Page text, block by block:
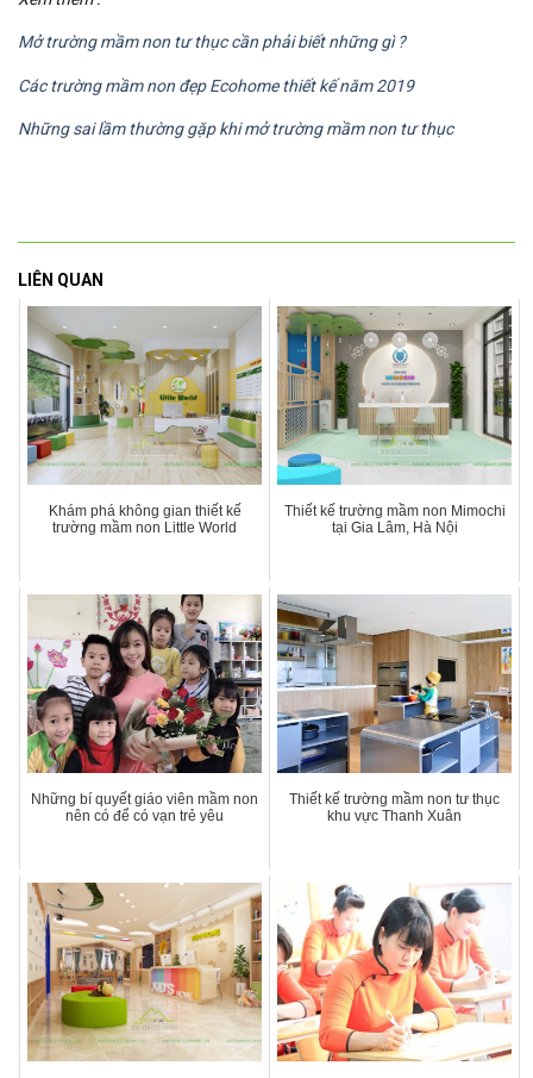
Mở trường mầm non tư thục cần phải biết những gì ?
Các trường mầm non đẹp Ecohome thiết kế năm 2019
Những sai lầm thường gặp khi mở trường mầm non tư thục
LIÊN QUAN
Khám phá không gian thiết kế
trường mầm non Little World
Thiết kế trường mầm non Mimochi
tại Gia Lâm, Hà Nội
Những bí quyết giáo viên mầm non
nên có để có vạn trẻ yêu
Thiết kế trường mầm non tư thục
khu vực Thanh Xuân